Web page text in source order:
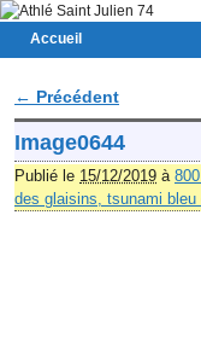
Accueil
Navigation des
← Précédent
Image0644
Publié le 15/12/2019 à
des glaisins, tsunami bleu